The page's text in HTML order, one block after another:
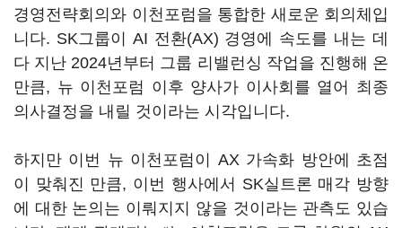
경영전략회의와 이천포럼을 통합한 새로운 회의체입
니다. SK그룹이 AI 전환(AX) 경영에 속도를 내는 데
다 지난 2024년부터 그룹 리밸런싱 작업을 진행해 온
만큼, 뉴 이천포럼 이후 양사가 이사회를 열어 최종
의사결정을 내릴 것이라는 시각입니다.
하지만 이번 뉴 이천포럼이 AX 가속화 방안에 초점
이 맞춰진 만큼, 이번 행사에서 SK실트론 매각 방향
에 대한 논의는 이뤄지지 않을 것이라는 관측도 있습